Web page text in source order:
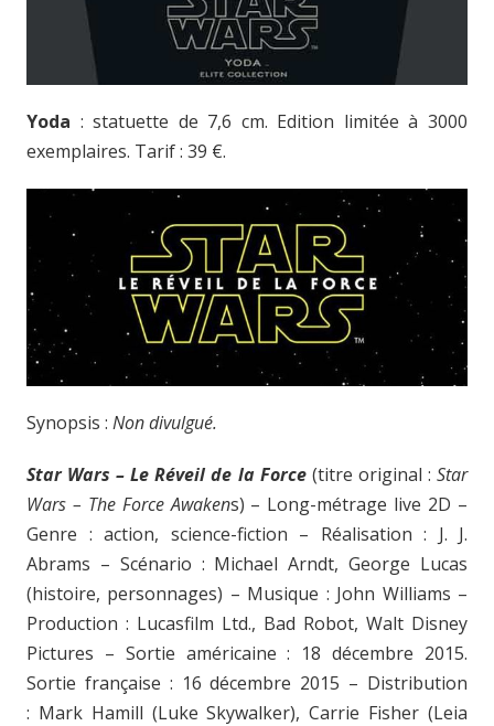
Yoda : statuette de 7,6 cm. Edition limitée à 3000
exemplaires. Tarif : 39 €.
Synopsis : Non divulgué.
Star Wars – Le Réveil de la Force(titre original :Star
Wars – The Force Awakens) – Long-métrage live 2D –
Genre : action, science-fiction – Réalisation : J. J.
Abrams – Scénario : Michael Arndt, George Lucas
(histoire, personnages) – Musique : John Williams –
Production : Lucasfilm Ltd., Bad Robot, Walt Disney
Pictures – Sortie américaine : 18 décembre 2015.
Sortie française : 16 décembre 2015 – Distribution
: Mark Hamill (Luke Skywalker), Carrie Fisher (Leia